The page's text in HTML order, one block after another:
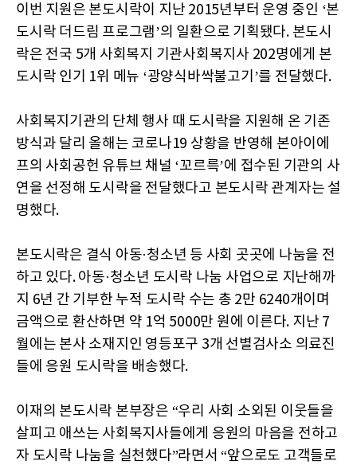
이번 지원은 본도시락이 지난 2015년부터 운영 중인 ‘본
도시락 더드림 프로그램’의 일환으로 기획됐다. 본도시
락은 전국 5개 사회복지 기관사회복지사 202명에게 본
도시락 인기 1위 메뉴 ‘광양식바싹불고기’를 전달했다.
사회복지기관의 단체 행사 때 도시락을 지원해 온 기존
방식과 달리 올해는 코로나19 상황을 반영해 본아이에
프의 사회공헌 유튜브 채널 ‘꼬르륵’에 접수된 기관의 사
연을 선정해 도시락을 전달했다고 본도시락 관계자는 설
명했다.
본도시락은 결식 아동·청소년 등 사회 곳곳에 나눔을 전
하고 있다. 아동·청소년 도시락 나눔 사업으로 지난해까
지 6년 간 기부한 누적 도시락 수는 총 2만 6240개이며
금액으로 환산하면 약 1억 5000만 원에 이른다. 지난 7
월에는 본사 소재지인 영등포구 3개 선별검사소 의료진
들에 응원 도시락을 배송했다.
이재의 본도시락 본부장은 “우리 사회 소외된 이웃들을
살피고 애쓰는 사회복지사들에게 응원의 마음을 전하고
자 도시락 나눔을 실천했다”라면서 “앞으로도 고객들로